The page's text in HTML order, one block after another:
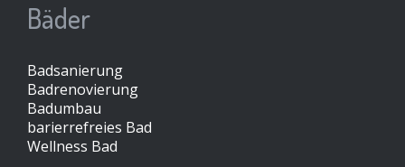
Bäder
Badsanierung
Badrenovierung
Badumbau
barierrefreies Bad
Wellness Bad